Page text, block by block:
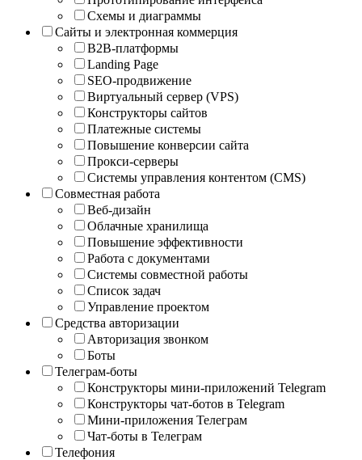
Схемы и диаграммы
Сайты и электронная коммерция
B2B-платформы
Landing Page
SEO-продвижение
Виртуальный сервер (VPS)
Конструкторы сайтов
Платежные системы
Повышение конверсии сайта
Прокси-серверы
Системы управления контентом (CMS)
Совместная работа
Веб-дизайн
Облачные хранилища
Повышение эффективности
Работа с документами
Системы совместной работы
Список задач
Управление проектом
Средства авторизации
Авторизация звонком
Боты
Телеграм-боты
Конструкторы мини-приложений Telegram
Конструкторы чат-ботов в Telegram
Мини-приложения Телеграм
Чат-боты в Телеграм
Телефония